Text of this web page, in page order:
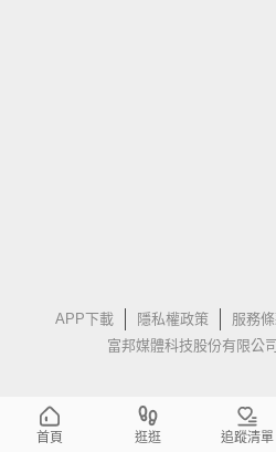
APP下載 隱私權政策 服務
富邦媒體科技股份有限公
首頁 逛逛 追蹤清單